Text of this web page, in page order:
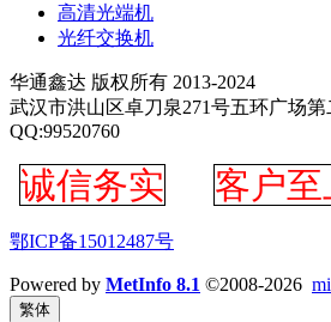
高清光端机
光纤交换机
华通鑫达 版权所有 2013-2024
武汉市洪山区卓刀泉271号五环广场
QQ:99520760
诚信务实 客户至
鄂ICP备15012487号
Powered by MetInfo 8.1 ©2008-2026
繁体